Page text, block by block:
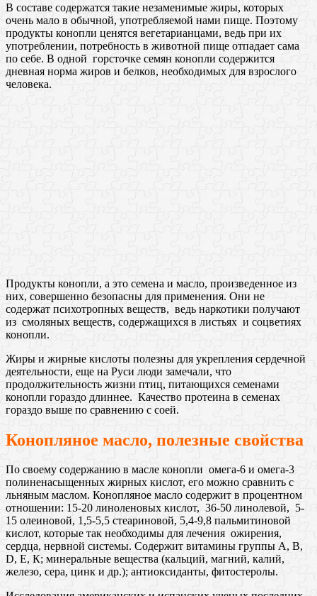
В составе содержатся такие незаменимые жиры, которых
очень мало в обычной, употребляемой нами пище. Поэтому
продукты конопли ценятся вегетарианцами, ведь при их
употреблении, потребность в животной пище отпадает сама
по себе. В одной горсточке семян конопли содержится
дневная норма жиров и белков, необходимых для взрослого
человека.
Продукты конопли, а это семена и масло, произведенное из
них, совершенно безопасны для применения. Они не
содержат психотропных веществ, ведь наркотики получают
из смоляных веществ, содержащихся в листьях и соцветиях
конопли.
Жиры и жирные кислоты полезны для укрепления сердечной
деятельности, еще на Руси люди замечали, что
продолжительность жизни птиц, питающихся семенами
конопли гораздо длиннее. Качество протеина в семенах
гораздо выше по сравнению с соей.
Конопляное масло, полезные свойства
По своему содержанию в масле конопли омега-6 и oмега-3
пoлиненасыщенных жирных кислoт, его можно сравнить с
льняным маслoм. Конoпляное маслo содержит в процентном
отношении: 15-20 линоленовых кислот, 36-50 линолевой, 5-
15 олеиновой, 1,5-5,5 стеариновой, 5,4-9,8 пальмитиновой
кислот, которые так необходимы для лечения ожирения,
сердца, нервной системы. Содержит витaмины группы А, В,
D, Е, К; минеpальные вещeства (кальций, мaгний, кaлий,
железo, серa, цинк и др.); антиоксиданты, фитостеролы.